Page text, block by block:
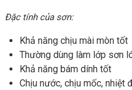
Đặc tính của sơn:
Khả năng chịu mài mòn tốt
Thường dùng làm lớp sơn
Khả năng bám dính tốt
Chịu nước, chịu mốc, nhiệt